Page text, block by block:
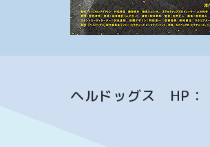
ヘルドッグス HP：